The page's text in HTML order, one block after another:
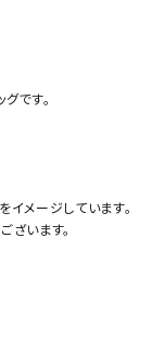
です。
メージしています。
います。